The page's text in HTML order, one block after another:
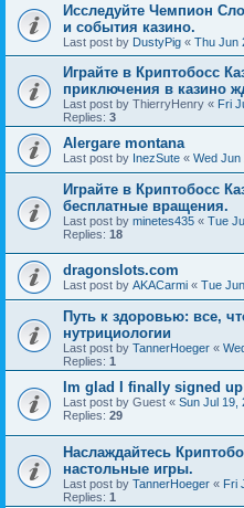
Исследуйте Чемпион
и события казино.
Last post by DustyPig « Thu Jun
Играйте в Криптобосс
приключения в казино
Last post by ThierryHenry « Fri
Replies: 3
Alergare montana
Last post by InezSute « Wed Jun
Играйте в Криптобосс
бесплатные вращения.
Last post by minetes435 « Tue
Replies: 18
dragonslots.com
Last post by AKACarmi « Tue
Путь к здоровью: все,
нутрициологии
Last post by TannerHoeger «
Replies: 1
Im glad I finally signed up
Last post by Guest « Sun Jul 19,
Replies: 29
Наслаждайтесь
настольные игры.
Last post by TannerHoeger « Fri
Replies: 1